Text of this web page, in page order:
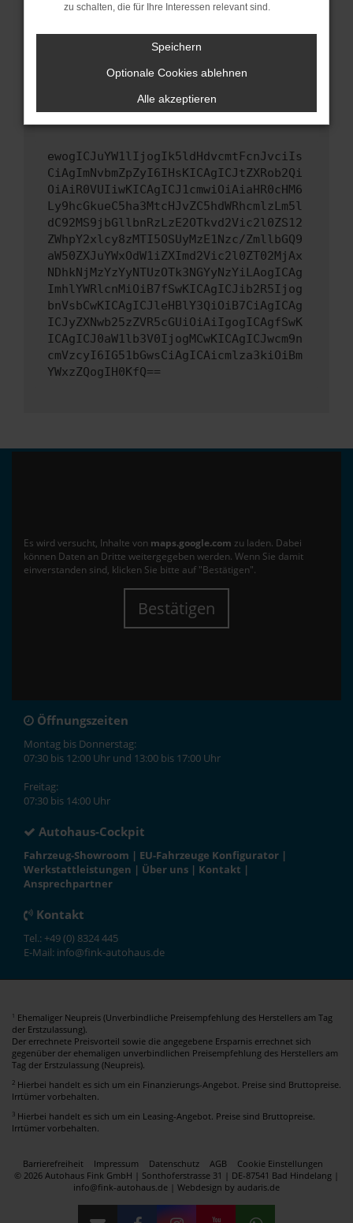
unterstützt werden.
Wende dich an den Webseitenbetreiber.
Wenn du alle oben genannten Schritte versucht
hast, kontaktiere uns bitte. Wir werden
versuchen, das Problem zu beheben. Du kannst
uns diesen Text schicken, um uns bei der
ewogICJuYW1lIjogIk5ldHdvcmtFcnJvciIs
CiAgImNvbmZpZyI6IHsKICAgICJtZXRob2Qi
OiAiR0VUIiwKICAgICJ1cmwiOiAiaHR0cHM6
Ly9hcGkueC5ha3MtcHJvZC5hdWRhcmlzLm5l
dC92MS9jbGllbnRzLzE2OTkvd2Vic2l0ZS12
ZWhpY2xlcy8zMTI5OSUyMzE1Nzc/ZmllbGQ9
aW50ZXJuYWxOdW1iZXImd2Vic2l0ZT02MjAx
NDhkNjMzYzYyNTUzOTk3NGYyNzYiLAogICAg
ImhlYWRlcnMiOiB7fSwKICAgICJib2R5Ijog
bnVsbCwKICAgICJleHBlY3QiOiB7CiAgICAg
ICJyZXNwb25zZVR5cGUiOiAiIgogICAgfSwK
ICAgICJ0aW1lb3V0IjogMCwKICAgICJwcm9n
cmVzcyI6IG51bGwsCiAgICAicmlza3kiOiBm
YWxzZQogIH0KfQ==
Es wird versucht, Inhalte von maps.google.com zu laden. Dabei
können Daten an Dritte weitergegeben werden. Wenn Sie damit
einverstanden sind, klicken Sie bitte auf "Bestätigen".
Bestätigen
Öffnungszeiten
Montag bis Donnerstag:
07:30 bis 12:00 Uhr und 13:00 bis 17:00 Uhr
Freitag:
07:30 bis 14:00 Uhr
Autohaus-Cockpit
Fahrzeug-Showroom | EU-Fahrzeuge Konfigurator |
Werkstattleistungen | Über uns | Kontakt |
Ansprechpartner
Kontakt
Tel.: +49 (0) 8324 445
E-Mail: info@fink-autohaus.de
1 Ehemaliger Neupreis (Unverbindliche Preisempfehlung des Herstellers am Tag
der Erstzulassung).
Der errechnete Preisvorteil sowie die angegebene Ersparnis errechnet sich
gegenüber der ehemaligen unverbindlichen Preisempfehlung des Herstellers am
Tag der Erstzulassung (Neupreis).
2 Hierbei handelt es sich um ein Finanzierungs-Angebot. Preise sind Bruttopreise.
Irrtümer vorbehalten.
3 Hierbei handelt es sich um ein Leasing-Angebot. Preise sind Bruttopreise.
Irrtümer vorbehalten.
Barrierefreiheit Impressum Datenschutz AGB
Cookie Einstellungen
© 2026 Autohaus Fink GmbH | Sonthoferstrasse 31 | DE-87541 Bad Hindelang |
info@fink-autohaus.de | Webdesign by audaris.de
zu schalten, die für Ihre Interessen relevant sind.
Speichern
Optionale Cookies ablehnen
Alle akzeptieren